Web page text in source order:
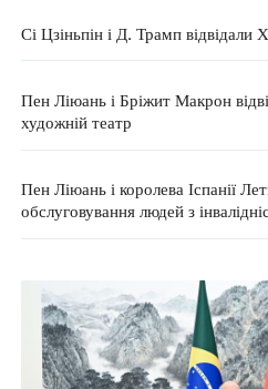
Сі Цзіньпін і Д. Трамп відвідали
Пен Ліюань і Бріжит Макрон
художній театр
Пен Ліюань і королева Іспанії
обслуговування людей з